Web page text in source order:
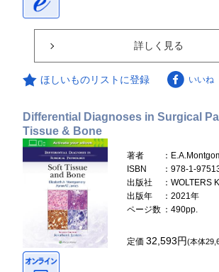
詳しく見る
ほしいものリストに登録 いいね
Differential Diagnoses in Surgical
Tissue & Bone
著者
：
ISBN
：978-1-
出版社
：WOLTERS
出版年
：2021年
ページ数 ：490pp.
定価32,593円(本体